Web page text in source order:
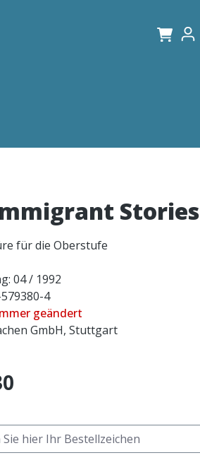
Stories
für die Oberstufe
04 / 1992
4
geändert
GmbH, Stuttgart